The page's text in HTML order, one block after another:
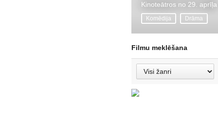
Kinoteātros no 29. aprīļa
Komēdija Drāma
Filmu meklēšana